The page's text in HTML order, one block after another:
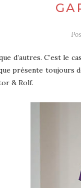
d’autres. C’est le
présente toujours
& Rolf.